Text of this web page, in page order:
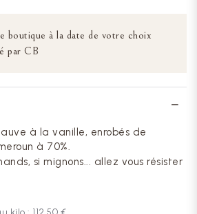
boutique à la date de votre choix
par CB
à la vanille, enrobés de
à 70%.
si mignons... allez vous résister